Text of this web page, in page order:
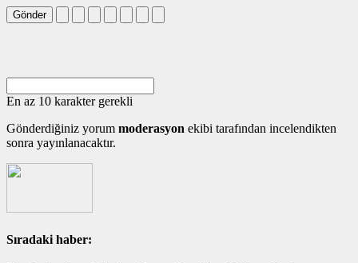
Gönder
En az 10 karakter gerekli
Gönderdiğiniz yorum moderasyon ekibi tarafından incelendikten
sonra yayınlanacaktır.
Sıradaki haber: